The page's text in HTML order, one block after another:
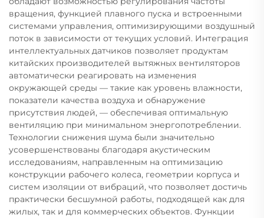
вращения, функцией плавного пуска и встроенными
системами управления, оптимизирующими воздушный
поток в зависимости от текущих условий. Интеграция
интеллектуальных датчиков позволяет продуктам
китайских производителей вытяжных вентиляторов
автоматически реагировать на изменения
окружающей среды — такие как уровень влажности,
показатели качества воздуха и обнаружение
присутствия людей, — обеспечивая оптимальную
вентиляцию при минимальном энергопотреблении.
Технологии снижения шума были значительно
усовершенствованы благодаря акустическим
исследованиям, направленным на оптимизацию
конструкции рабочего колеса, геометрии корпуса и
систем изоляции от вибраций, что позволяет достичь
практически бесшумной работы, подходящей как для
жилых, так и для коммерческих объектов. Функции